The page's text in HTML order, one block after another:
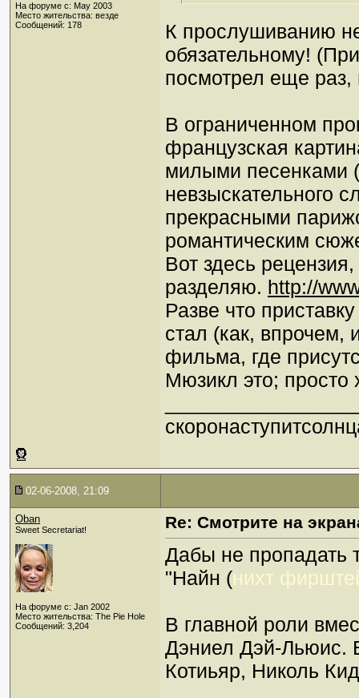
На форуме с: May 2003
Место жительства: везде
Сообщений: 178
К прослушиванию
обязательному!
посмотрел еще
В ограниченном
французская
милыми песенками
невзыскательного
прекрасными
романтическим
Вот здесь
разделяю. http://
Разве что
стал (как, впрочем,
фильма, где
Мюзикл это;
02-06-2008, 21:09
Oban
Sweet Secretariat!
На форуме с: Jan 2002
Место жительства: The Pie Hole
Сообщений: 3,204
Re: Смотрите на
Дабы не пропадать
"Найн (нихт
В главной роли
Дэниел Дэй-Льюис.
Котиьяр, Николь